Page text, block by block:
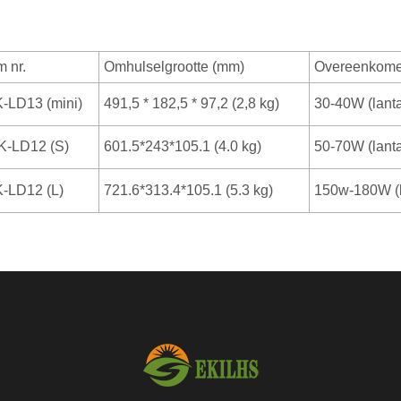
nr. Omhulselgrootte (mm)
LD13 (mini) 491,5 * 182,5 * 97,2 (2,8 kg) 30-40W
LD12 (S) 601.5*243*105.1 (4.0 kg) 50-70W
LD12 (L) 721.6*313.4*105.1 (5.3 kg) 150w-180W